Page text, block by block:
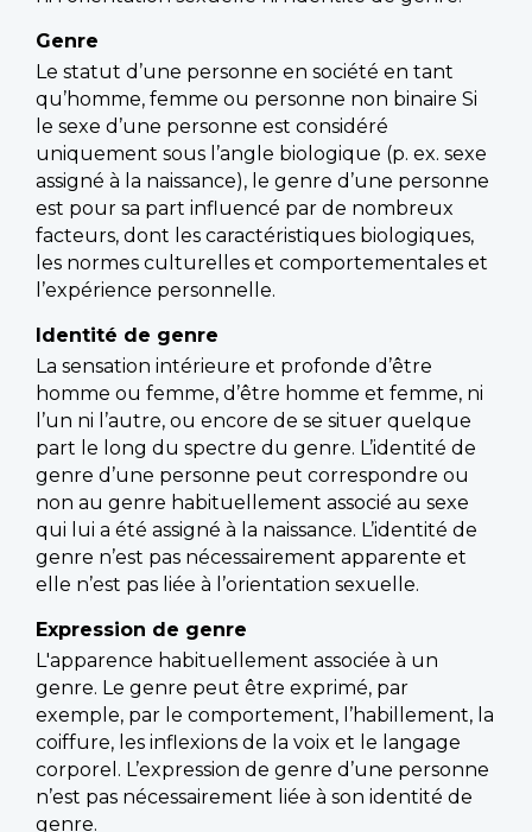
Genre
Le statut d’une personne en société en tant
qu’homme, femme ou personne non binaire Si
le sexe d’une personne est considéré
uniquement sous l’angle biologique (p. ex. sexe
assigné à la naissance), le genre d’une personne
est pour sa part influencé par de nombreux
facteurs, dont les caractéristiques biologiques,
les normes culturelles et comportementales et
l’expérience personnelle.
Identité de genre
La sensation intérieure et profonde d’être
homme ou femme, d’être homme et femme, ni
l’un ni l’autre, ou encore de se situer quelque
part le long du spectre du genre. L’identité de
genre d’une personne peut correspondre ou
non au genre habituellement associé au sexe
qui lui a été assigné à la naissance. L’identité de
genre n’est pas nécessairement apparente et
elle n’est pas liée à l’orientation sexuelle.
Expression de genre
L'apparence habituellement associée à un
genre. Le genre peut être exprimé, par
exemple, par le comportement, l’habillement, la
coiffure, les inflexions de la voix et le langage
corporel. L’expression de genre d’une personne
n’est pas nécessairement liée à son identité de
genre.